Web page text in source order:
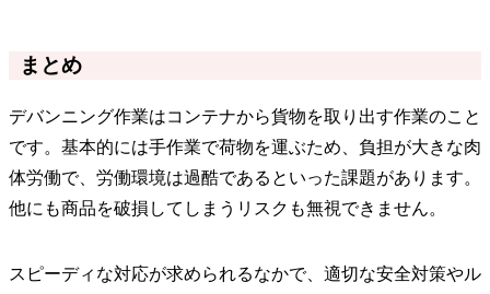
まとめ
デバンニング作業はコンテナから貨物を取り出す作業のこと
です。基本的には手作業で荷物を運ぶため、負担が大きな肉
体労働で、労働環境は過酷であるといった課題があります。
他にも商品を破損してしまうリスクも無視できません。
スピーディな対応が求められるなかで、適切な安全対策やル